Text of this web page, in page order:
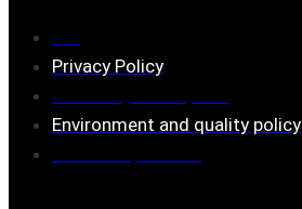
Privacy Policy
Environment and quality policy